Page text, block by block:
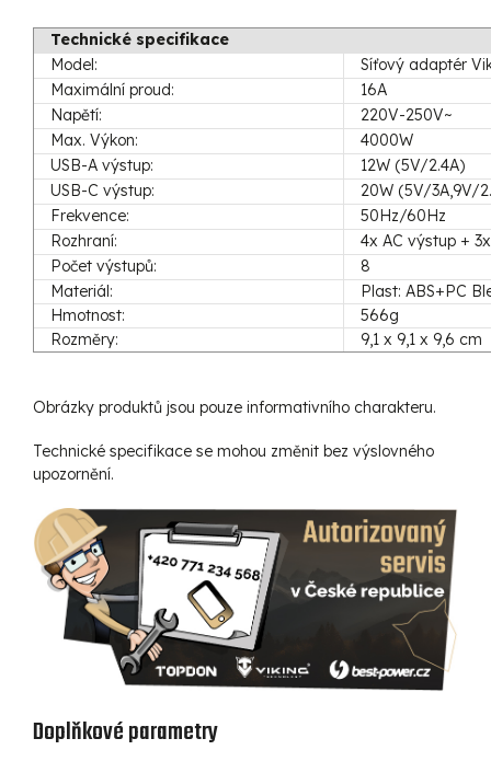
Technické specifikace
Model:
Síťový adaptér
Maximální proud:
16A
Napětí:
220V-250V~
Max. Výkon:
4000W
USB-A výstup:
12W (5V/2.4A)
USB-C výstup:
20W (5V/3A,9V/
Frekvence:
50Hz/60Hz
Rozhraní:
4x AC výstup +
Počet výstupů:
8
Materiál:
Plast: ABS+PC
Hmotnost:
566g
Rozměry:
9,1 x 9,1 x 9,6 cm
Obrázky produktů jsou pouze informativního charakteru.
Technické specifikace se mohou změnit bez výslovného
upozornění.
Doplňkové parametry